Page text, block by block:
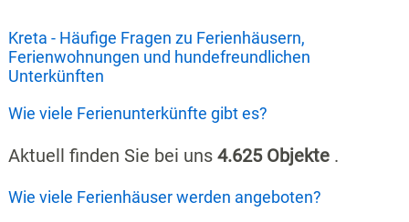
Kreta - Häufige Fragen zu Ferienhäusern,
Ferienwohnungen und hundefreundlichen
Unterkünften
Wie viele Ferienunterkünfte gibt es?
Aktuell finden Sie bei uns 4.625 Objekte .
Wie viele Ferienhäuser werden angeboten?